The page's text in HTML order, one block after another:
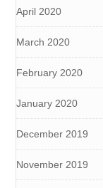
April 2020
March 2020
February 2020
January 2020
December 2019
November 2019